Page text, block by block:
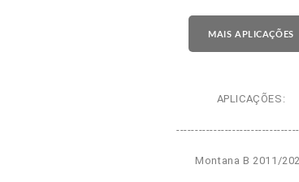
MAIS APLICAÇÕES
APLICAÇÕES:
Montana B 2011/